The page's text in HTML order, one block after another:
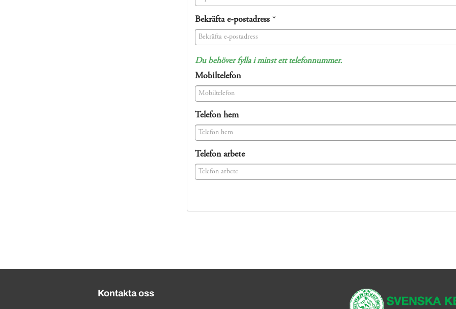
Bekräfta e-postadress*
Du behöver fylla i minst ett telefonnummer.
Mobiltelefon
Telefon hem
Telefon arbete
Kontakta oss